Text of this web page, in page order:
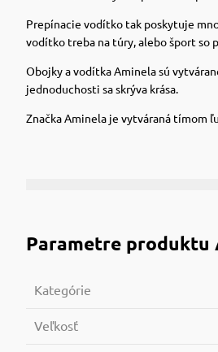
Prepínacie vodítko tak poskytuje
vodítko treba na túry, alebo šport so
Obojky a vodítka Aminela sú
jednoduchosti sa skrýva krása.
Značka Aminela je vytváraná tímom
Parametre produktu
Kategórie
Veľkosť